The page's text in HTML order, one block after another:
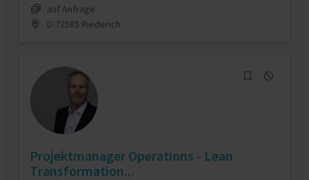
auf Anfrage
D-72585 Riederich
Projektmanager Operations - Lean
Transformation...